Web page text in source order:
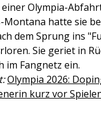
Olympia-
Montana hatte sie
dem Sprung ins
Sie geriet in
im Fangnetz ein.
Olympia 2026:
kurz vor